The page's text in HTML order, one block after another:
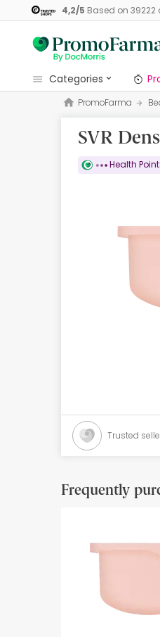
4,2/5 Based on 39222
categories
Promotions
Our brand
Beauty and Skincare
Babies and Mums
Best sellers
PromoFarma
SVR
Health
Trusted
Frequently